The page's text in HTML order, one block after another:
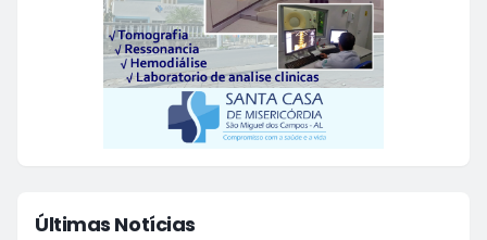
Últimas Notícias